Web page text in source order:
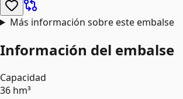
Más información sobre este embalse
Información del embalse
Capacidad
36 hm³